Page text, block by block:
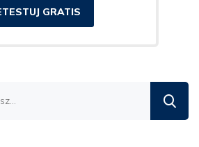
GRATIS